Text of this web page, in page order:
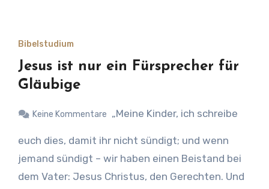
Bibelstudium
Jesus ist nur ein Fürsprecher für
Gläubige
Keine Kommentare „Meine Kinder, ich schreibe
euch dies, damit ihr nicht sündigt; und wenn
jemand sündigt – wir haben einen Beistand bei
dem Vater: Jesus Christus, den Gerechten. Und